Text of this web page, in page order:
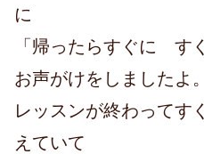
に
「帰ったらすぐに す
お声がけをしましたよ。
レッスンが終わってす
えていて